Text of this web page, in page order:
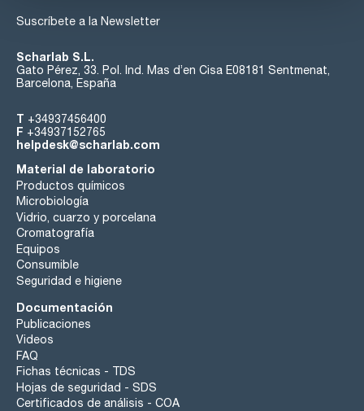
Suscríbete a la Newsletter
Scharlab S.L.
Gato Pérez, 33. Pol. Ind. Mas d’en Cisa E08181 Sentmenat,
Barcelona, España
T +34937456400
F +34937152765
helpdesk@scharlab.com
Material de laboratorio
Productos químicos
Microbiología
Vidrio, cuarzo y porcelana
Cromatografía
Equipos
Consumible
Seguridad e higiene
Documentación
Publicaciones
Videos
FAQ
Fichas técnicas - TDS
Hojas de seguridad - SDS
Certificados de análisis - COA